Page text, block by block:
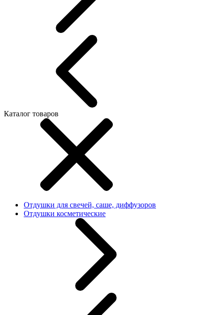
Каталог товаров
Отдушки для свечей, саше, диффузоров
Отдушки косметические